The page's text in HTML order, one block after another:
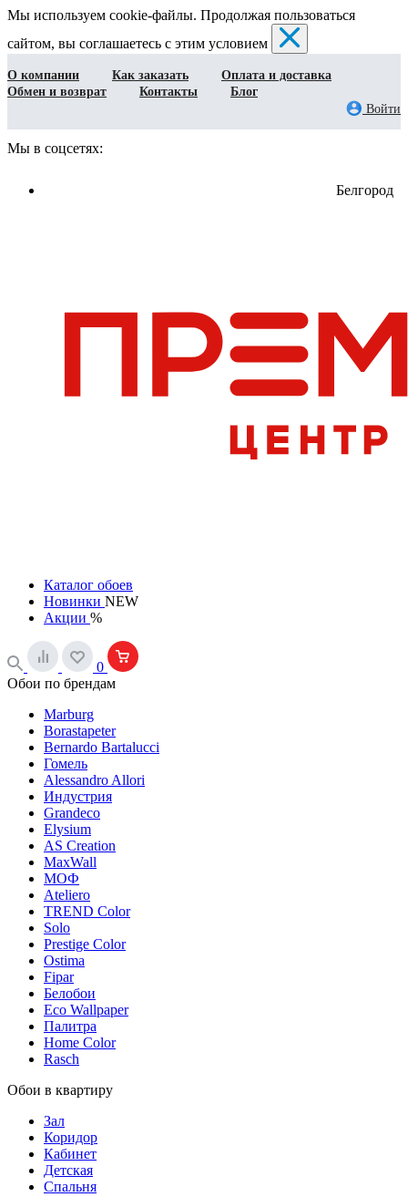
Мы используем cookie-файлы. Продолжая пользоваться
сайтом, вы соглашаетесь с этим условием
О компании Как заказать
Оплата и доставка
Обмен и возврат
Контакты
Блог
Войти
Мы в соцсетях:
Белгород
Каталог обоев
Новинки NEW
Акции %
0
Обои по брендам
Marburg
Borastapeter
Bernardo Bartalucci
Гомель
Alessandro Allori
Индустрия
Grandeco
Elysium
AS Creation
MaxWall
МОФ
Ateliero
TREND Color
Solo
Prestige Color
Ostima
Fipar
Белобои
Eco Wallpaper
Палитра
Home Color
Rasch
Обои в квартиру
Зал
Коридор
Кабинет
Детская
Спальня